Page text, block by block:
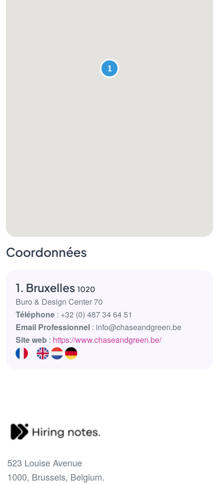
Coordonnées
1. Bruxelles 1020
Buro & Design Center 70
Téléphone : +32 (0) 487 34 64 51
Email Professionnel : info@chaseandgreen.be
Site web : https://www.chaseandgreen.be/
523 Louise Avenue
1000, Brussels, Belgium.